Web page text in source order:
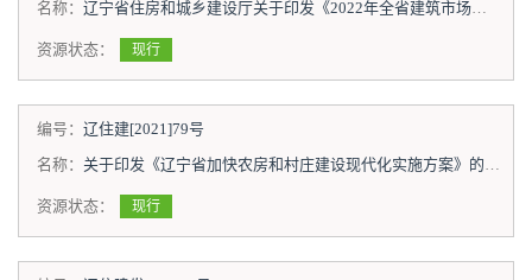
名称： 辽宁省住房和城乡建设厅关于印发《2022年全省建筑市场秩序专项整治工作方案》的通知
资源状态： 现行
编号： 辽住建[2021]79号
名称： 关于印发《辽宁省加快农房和村庄建设现代化实施方案》的通知
资源状态： 现行